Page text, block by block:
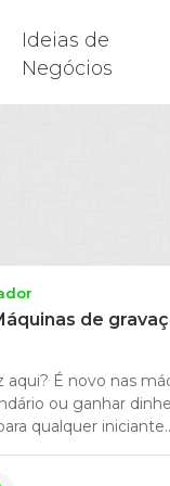
Ideias de
Negócios
de
aqui? É novo nas
ou ganhar
qualquer